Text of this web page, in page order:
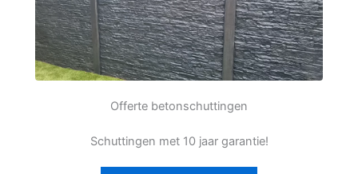
Offerte betonschuttingen
Schuttingen met 10 jaar garantie!